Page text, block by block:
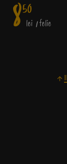
850
lei / felie